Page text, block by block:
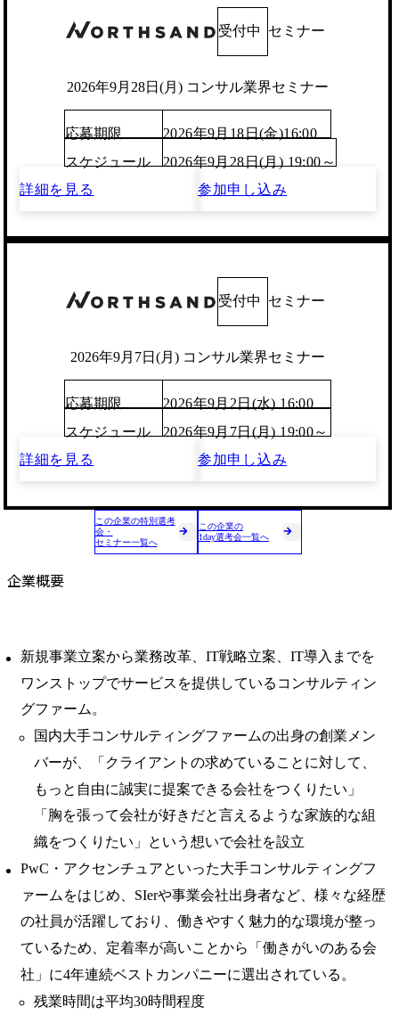
受付中 セミナー
2026年9月28日(月) コンサル業界セミナー
応募期限
2026年9月18日(金)16:00
スケジュール
2026年9月28日(月) 19:00～
詳細を見る
参加申し込み
受付中 セミナー
2026年9月7日(月) コンサル業界セミナー
応募期限
2026年9月2日(水) 16:00
スケジュール
2026年9月7日(月) 19:00～
詳細を見る
参加申し込み
この企業の特別選考
会・
セミナー一覧へ
この企業の
1day選考会一覧へ
企業概要
新規事業立案から業務改革、IT戦略立案、IT導入までを
ワンストップでサービスを提供しているコンサルティン
グファーム。
国内大手コンサルティングファームの出身の創業メン
バーが、「クライアントの求めていることに対して、
もっと自由に誠実に提案できる会社をつくりたい」
「胸を張って会社が好きだと言えるような家族的な組
織をつくりたい」という想いで会社を設立
PwC・アクセンチュアといった大手コンサルティングフ
ァームをはじめ、SIerや事業会社出身者など、様々な経歴
の社員が活躍しており、働きやすく魅力的な環境が整っ
ているため、定着率が高いことから「働きがいのある会
社」に4年連続ベストカンパニーに選出されている。
残業時間は平均30時間程度